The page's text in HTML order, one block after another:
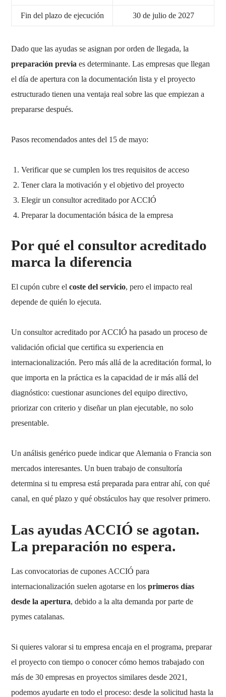
Fin del plazo de ejecución 30 de julio de 2027
Dado que las ayudas se asignan por orden de llegada, la
preparación previa es determinante. Las empresas que llegan
el día de apertura con la documentación lista y el proyecto
estructurado tienen una ventaja real sobre las que empiezan a
prepararse después.
Pasos recomendados antes del 15 de mayo:
Verificar que se cumplen los tres requisitos de acceso
Tener clara la motivación y el objetivo del proyecto
Elegir un consultor acreditado por ACCIÓ
Preparar la documentación básica de la empresa
Por qué el consultor acreditado
marca la diferencia
El cupón cubre elcoste del servicio, pero el impacto real
depende de quién lo ejecuta.
Un consultor acreditado por ACCIÓ ha pasado un proceso de
validación oficial que certifica su experiencia en
internacionalización. Pero más allá de la acreditación formal, lo
que importa en la práctica es la capacidad de ir más allá del
diagnóstico: cuestionar asunciones del equipo directivo,
priorizar con criterio y diseñar un plan ejecutable, no solo
presentable.
Un análisis genérico puede indicar que Alemania o Francia son
mercados interesantes. Un buen trabajo de consultoría
determina si tu empresa está preparada para entrar ahí, con qué
canal, en qué plazo y qué obstáculos hay que resolver primero.
Las ayudas ACCIÓ se agotan.
La preparación no espera.
Las convocatorias de cupones ACCIÓ para
internacionalización suelen agotarse en losprimeros días
desde la apertura, debido a la alta demanda por parte de
pymes catalanas.
Si quieres valorar si tu empresa encaja en el programa, preparar
el proyecto con tiempo o conocer cómo hemos trabajado con
más de 30 empresas en proyectos similares desde 2021,
podemos ayudarte en todo el proceso: desde la solicitud hasta la